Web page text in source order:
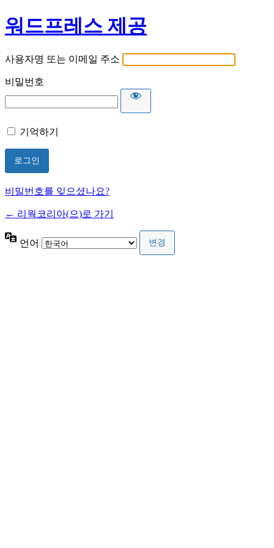
워드프레스 제공
사용자명 또는 이메일 주소
비밀번호
기억하기
비밀번호를 잊으셨나요?
← 리웍코리아(으)로 가기
언어